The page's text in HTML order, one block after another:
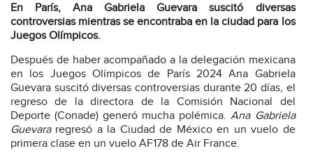
En París, Ana Gabriela Guevara suscitó diversas
controversias mientras se encontraba en la ciudad para los
Juegos Olímpicos.
Después de haber acompañado a la delegación mexicana
en los Juegos Olímpicos de París 2024 Ana Gabriela
Guevara suscitó diversas controversias durante 20 días, el
regreso de la directora de la Comisión Nacional del
Deporte (Conade) generó mucha polémica.Ana Gabriela
Guevara regresó a la Ciudad de México en un vuelo de
primera clase en un vuelo AF178 de Air France.